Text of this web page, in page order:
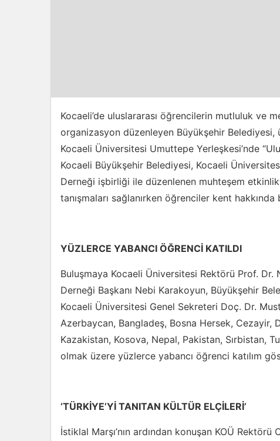
Kocaeli’de uluslararası öğrencilerin mutluluk ve
organizasyon düzenleyen Büyükşehir
Kocaeli Üniversitesi Umuttepe Yerleşkesi’nde
Kocaeli Büyükşehir Belediyesi, Kocaeli
Derneği işbirliği ile düzenlenen muhteşem
tanışmaları sağlanırken öğrenciler kent
YÜZLERCE YABANCI ÖĞRENCİ KATILDI
Buluşmaya Kocaeli Üniversitesi Rektörü Prof. Dr.
Derneği Başkanı Nebi Karakoyun, Büyükşehir
Kocaeli Üniversitesi Genel Sekreteri Doç. Dr.
Azerbaycan, Bangladeş, Bosna Hersek, Cezayir,
Kazakistan, Kosova, Nepal, Pakistan, Sırbistan,
olmak üzere yüzlerce yabancı öğrenci katılım
‘TÜRKİYE’Yİ TANITAN KÜLTÜR ELÇİLERİ’
İstiklal Marşı’nın ardından konuşan KOÜ